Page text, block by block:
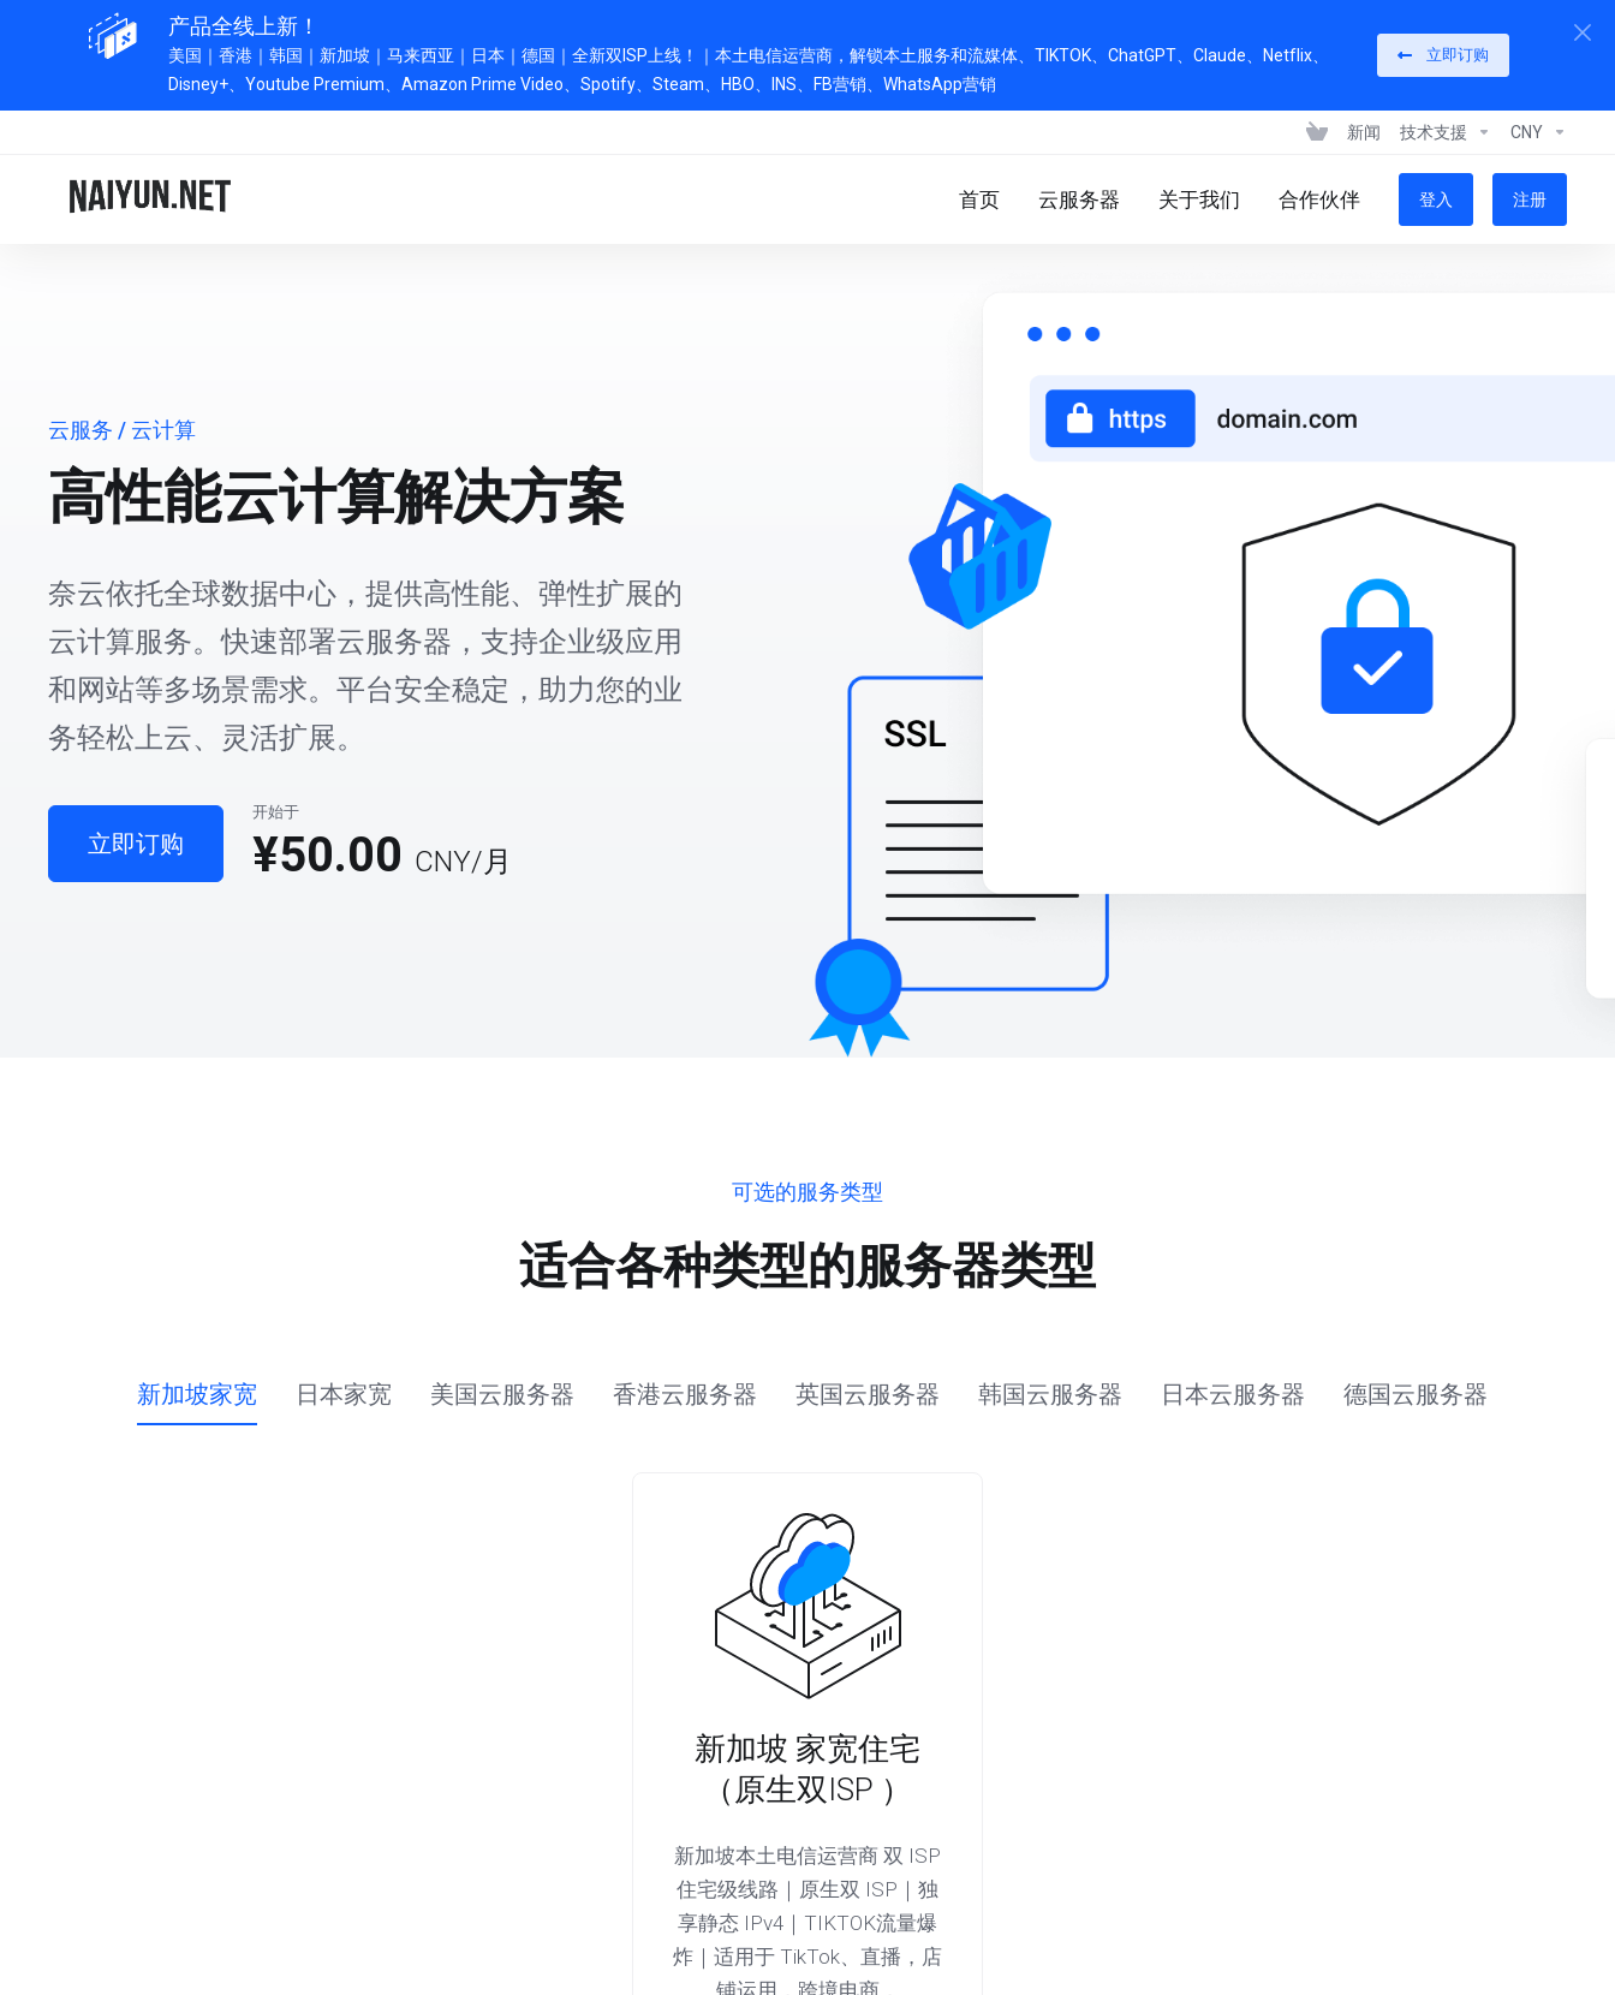
产品全线上新！
美国｜香港｜韩国 ｜新加坡｜马来西亚｜日本｜德国｜全新双ISP上线！｜本土电信运营商，解锁本土服务和流媒体、TIKTOK、ChatGPT、Claude、Netflix、
Disney+、Youtube Premium、Amazon Prime Video、Spotify、Steam、HBO、INS、FB营销、WhatsApp营销
立即订购
新闻 技术支援 CNY
首页 云服务器 关于我们 合作伙伴 登入 注册
云服务 / 云计算
高性能云计算解决方案
奈云依托全球数据中心，提供高性能、弹性扩展的
云计算服务。快速部署云服务器，支持企业级应用
和网站等多场景需求。平台安全稳定，助力您的业
务轻松上云、灵活扩展。
立即订购
开始于
¥50.00 CNY/月
可选的服务类型
适合各种类型的服务器类型
新加坡家宽 日本家宽 美国云服务器 香港云服务器 英国云服务器 韩国云服务器 日本云服务器 德国云服务器
新加坡 家宽住宅
（原生双ISP ）
新加坡本土电信运营商 双 ISP
住宅级线路｜原生双 ISP｜独
享静态 IPv4｜TIKTOK流量爆
炸｜适用于 TikTok、直播，店
铺运用，跨境电商，